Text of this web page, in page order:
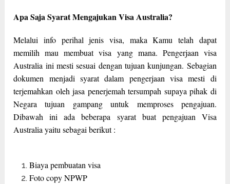
Apa Saja Syarat Mengajukan Visa Australia?
Melalui info perihal jenis visa, maka Kamu telah dapat
memilih mau membuat visa yang mana. Pengerjaan visa
Australia ini mesti sesuai dengan tujuan kunjungan. Sebagian
dokumen menjadi syarat dalam pengerjaan visa mesti di
terjemahkan oleh jasa penerjemah tersumpah supaya pihak di
Negara tujuan gampang untuk memproses pengajuan.
Dibawah ini ada beberapa syarat buat pengajuan Visa
Australia yaitu sebagai berikut :
Biaya pembuatan visa
Foto copy NPWP